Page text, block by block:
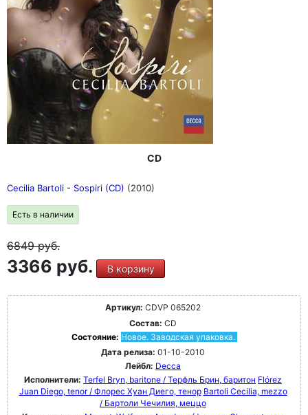
CD
Cecilia Bartoli - Sospiri (CD) (2010)
Есть в наличии
6849руб.
3366 руб. В корзину
Артикул: CDVP 065202
Состав: CD
Состояние: Новое. Заводская упаковка.
Дата релиза: 01-10-2010
Лейбл: Decca
Исполнители: Terfel Bryn, baritone / Терфль Брин, баритон Flórez
Juan Diego, tenor / Флорес Хуан Диего, тенор Bartoli Cecilia, mezzo
/ Бартоли Чечилия, меццо